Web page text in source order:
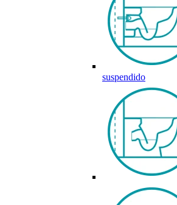
suspendido